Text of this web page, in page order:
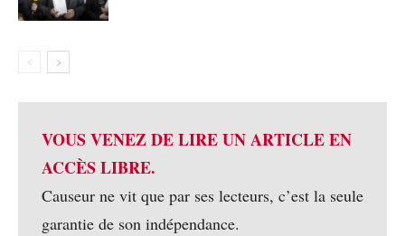
VOUS VENEZ DE LIRE UN ARTICLE EN
ACCÈS LIBRE.
Causeur ne vit que par ses lecteurs, c’est la seule
garantie de son indépendance.